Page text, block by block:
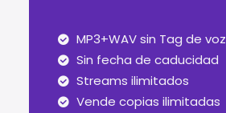
MP3+WAV sin Tag de voz
Sin fecha de caducidad
Streams ilimitados
Vende copias ilimitadas